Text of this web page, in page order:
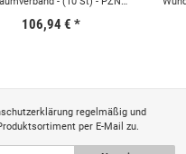
106,94 € *
regelmäßig und
per E-Mail zu.